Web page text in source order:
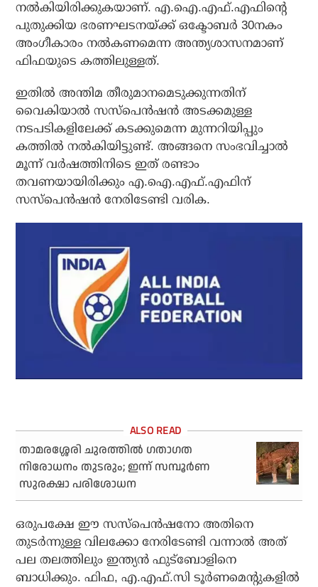
നല്‍കിയിരിക്കുകയാണ്. എ.ഐ.എഫ്.എഫിന്റെ
പുതുക്കിയ ഭരണഘടനയ്ക്ക് ഒക്ടോബര്‍ 30നകം
അംഗീകാരം നല്‍കണമെന്ന അന്ത്യശാസനമാണ്
ഫിഫയുടെ കത്തിലുള്ളത്.
ഇതില്‍ അന്തിമ തീരുമാനമെടുക്കുന്നതിന്
വൈകിയാല്‍ സസ്പെന്‍ഷന്‍ അടക്കമുള്ള
നടപടികളിലേക്ക് കടക്കുമെന്ന മുന്നറിയിപ്പും
കത്തില്‍ നല്‍കിയിട്ടുണ്ട്. അങ്ങനെ സംഭവിച്ചാല്‍
മൂന്ന് വര്‍ഷത്തിനിടെ ഇത് രണ്ടാം
തവണയായിരിക്കും എ.ഐ.എഫ്.എഫിന്
സസ്‌പെന്‍ഷന്‍ നേരിടേണ്ടി വരിക.
താമരശ്ശേരി ചുരത്തില്‍ ഗതാഗത
നിരോധനം തുടരും; ഇന്ന് സമ്പൂര്‍ണ
സുരക്ഷാ പരിശോധന
ഒരുപക്ഷേ ഈ സസ്‌പെന്‍ഷനോ അതിനെ
തുടര്‍ന്നുള്ള വിലക്കോ നേരിടേണ്ടി വന്നാല്‍ അത്
പല തലത്തിലും ഇന്ത്യന്‍ ഫുട്‌ബോളിനെ
ബാധിക്കും. ഫിഫ, എ.എഫ്.സി ടൂര്‍ണമെന്റുകളില്‍